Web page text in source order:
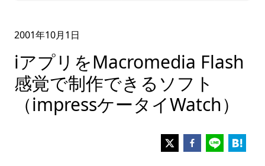
2001年10月1 日
iアプリをMacromedia Flash
感覚で制作できるソフト
（impressケータイWatch）